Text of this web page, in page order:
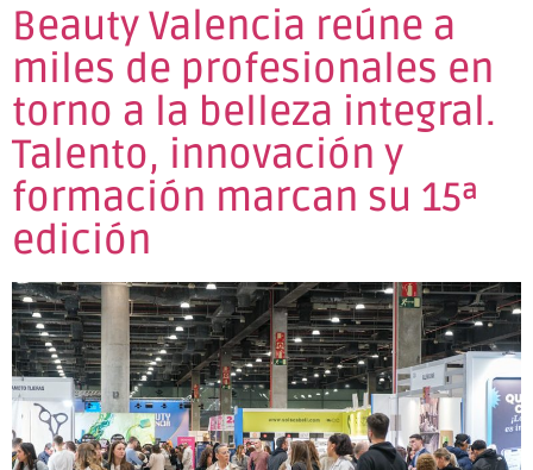
Beauty Valencia reúne a
miles de profesionales en
torno a la belleza integral.
Talento, innovación y
formación marcan su 15ª
edición